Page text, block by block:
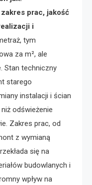
prac, jakość
i
tym
za m², ale
Stan techniczny
starego
instalacji i ścian
odświeżenie
Zakres prac, od
z wymianą
się na
budowlanych i
wpływ na